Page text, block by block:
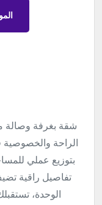
شقة بغرفة وصالة
الراحة والخصوصية
بتوزيع عملي
تفاصيل راقية
الوحدة،